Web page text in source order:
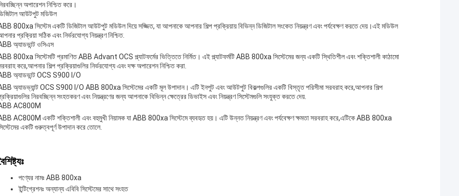
অপারেশন নিশ্চিত করে।
আউটপুট মডিউল
800xa সিস্টেম একটি ডিজিটাল আউটপুট মডিউল দিয়ে সজ্জিত, যা আপনাকে আপনার শিল্প প্রক্রিয়ায় বিভিন্ন ডিজিটাল সংকেত নিয়ন্ত্রণ এবং পর্যবেক্ষণ করতে দেয়।এই মডিউল
প্রক্রিয়া সঠিক এবং নির্ভরযোগ্য নিয়ন্ত্রণ নিশ্চিত.
অ্যাডভান্ট ওসিএস
800xa সিস্টেমটি প্রমাণিত ABB Advant OCS প্ল্যাটফর্মের ভিত্তিতে নির্মিত। এই প্ল্যাটফর্মটি ABB 800xa সিস্টেমের জন্য একটি স্থিতিশীল এবং শক্তিশালী কাঠামো
করে,আপনার শিল্প প্রক্রিয়াগুলির নির্ভরযোগ্য এবং দক্ষ অপারেশন নিশ্চিত করা.
অ্যাডভান্ট OCS S900 I/O
অ্যাডভ্যান্ট OCS S900 I/O ABB 800xa সিস্টেমের একটি মূল উপাদান। এটি ইনপুট এবং আউটপুট বিকল্পগুলির একটি বিস্তৃত পরিসীমা সরবরাহ করে,আপনার শিল্প
নিরবচ্ছিন্ন সংহতকরণ এবং নিয়ন্ত্রণের জন্য আপনাকে বিভিন্ন ক্ষেত্রের ডিভাইস এবং নিয়ন্ত্রণ সিস্টেমগুলি সংযুক্ত করতে দেয়.
AC800M
AC800M একটি শক্তিশালী এবং বহুমুখী নিয়ামক যা ABB 800xa সিস্টেমে ব্যবহৃত হয়। এটি উন্নত নিয়ন্ত্রণ এবং পর্যবেক্ষণ ক্ষমতা সরবরাহ করে,এটিকে ABB 800xa
একটি গুরুত্বপূর্ণ উপাদান করে তোলে.
পণ্যের নামঃ ABB 800xa
ইন্টিগ্রেশনঃ অন্যান্য এবিবি সিস্টেমের সাথে সংহত